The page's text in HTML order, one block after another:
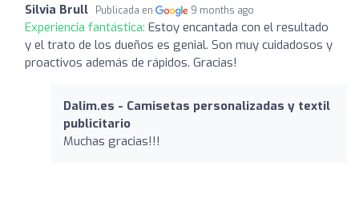
Silvia Brull Publicada en 9 months ago
Experiencia fantástica: Estoy encantada con el resultado
y el trato de los dueños es genial. Son muy cuidadosos y
proactivos además de rápidos. Gracias!
Dalim.es - Camisetas personalizadas y textil
publicitario
Muchas gracias!!!